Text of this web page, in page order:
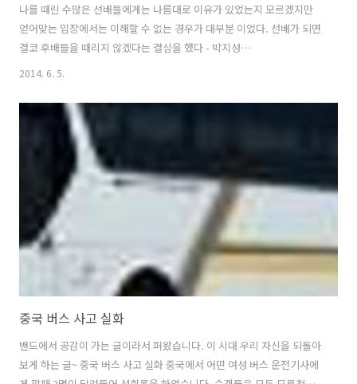
나를 때린 수많은 선배들에게는 나름대로 이유가 있었는지 모르겠지만
얻어맞는 입장에서는 이해할 수 없는 경우가 대부분 이었다. 선배가 되면
결코 후배들을 때리지 않겠다는 결심을 했다 - 박지성
http://me2.do/FCv9FUbx 답글 지우기 관심글 더 보기 196리트윗 51
2014. 6. 5.
중국 버스 사고 실화
밴드에서 공감이 가는 글이라서 퍼왔습니다. 이 시대 우리 자신을 되돌아
보게 하는 글~ 중국 버스 사고 실화 중국에서 어떤 여성 버스 운전기사에